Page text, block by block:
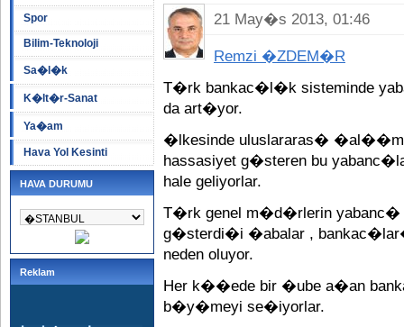
Spor
Bilim-Teknoloji
Sa�l�k
K�lt�r-Sanat
Ya�am
Hava Yol Kesinti
HAVA DURUMU
Reklam
21 May�s 2013, 01:46
Remzi �ZDEM�R
T�rk bankac�l�k sisteminde
da art�yor.
�lkesinde uluslararas�
hassasiyet g�steren bu
hale geliyorlar.
T�rk genel m�d�rlerin yabanc�
g�sterdi�i �abalar ,
neden oluyor.
Her k��ede bir �ube a�an
b�y�meyi se�iyorlar.